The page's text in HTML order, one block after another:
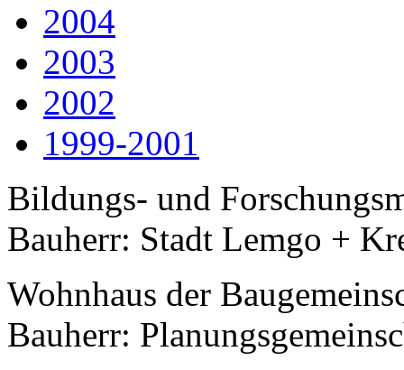
2004
2003
2002
1999-2001
Bildungs- und
Bauherr: Stadt Lemgo +
Wohnhaus der
Bauherr: